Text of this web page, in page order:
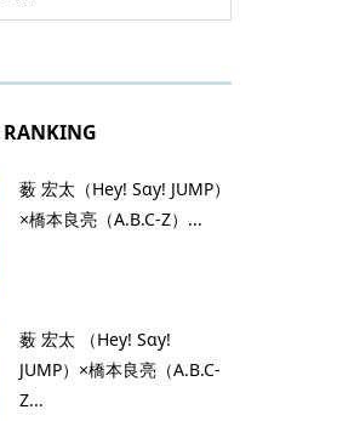
RANKING
薮 宏太（Hey! Sɑy! JUMP）
×橋本良亮（A.B.C-Z）...
薮 宏太 （Hey! Sɑy!
JUMP）×橋本良亮（A.B.C-
Z...